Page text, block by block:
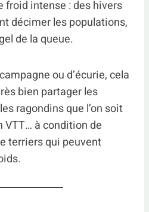
froid intense : des hivers
décimer les populations,
de la queue.
ou d’écurie, cela
bien partager les
ragondins que l’on soit
VTT… à condition de
terriers qui peuvent